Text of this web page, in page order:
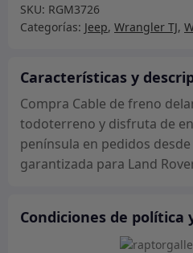
delantero
cantidad
SKU: RGM3726
Categorías: Jeep, Wrangler TJ,
Características y
Compra Cable de freno
todoterreno y disfruta de
península en pedidos desde
garantizada para Land
Condiciones de política